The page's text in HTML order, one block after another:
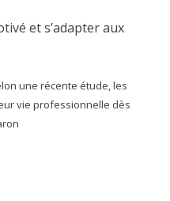
et s’adapter aux
une récente étude, les
vie professionnelle dès